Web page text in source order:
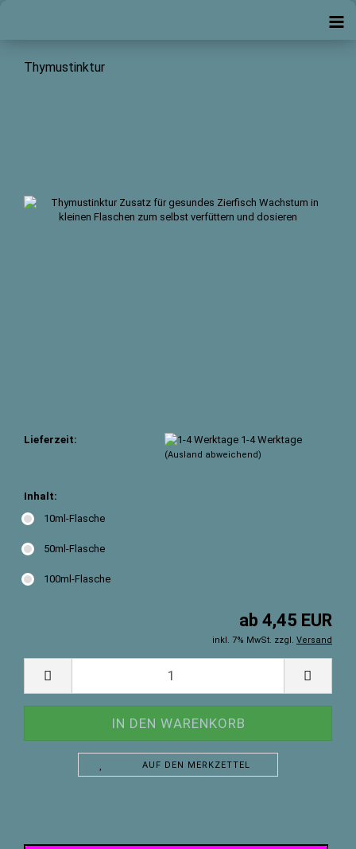
Thymustinktur
Lieferzeit: 1-4 Werktage
(Ausland abweichend)
Inhalt:
10ml-Flasche
50ml-Flasche
100ml-Flasche
ab 4,45 EUR
inkl. 7% MwSt. zzgl. Versand
AUF DEN MERKZETTEL